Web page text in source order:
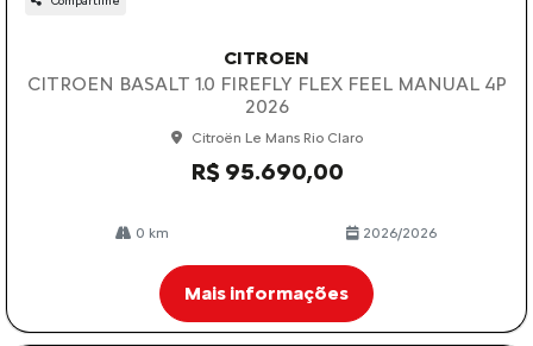
CITROEN
CITROEN BASALT 1.0 FIREFLY FLEX FEEL MANUAL 4P
2026
Citroën Le Mans Rio Claro
R$ 95.690,00
0 km 2026/2026
Mais informações